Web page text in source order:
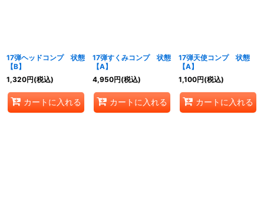
17弾ヘッドコンプ 状態
【B】
1,320円(税込)
カートに入れる
17弾すくみコンプ 状態
【A】
4,950円(税込)
カートに入れる
17弾天使コンプ 状態
【A】
1,100円(税込)
カートに入れる